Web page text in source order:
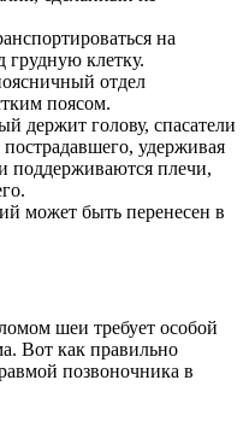
на
грудную клетку.
отдел
поясом.
держит голову, спасатели
удерживая
поддерживаются плечи,
может быть перенесен в
шеи требует особой
Вот как правильно
позвоночника в